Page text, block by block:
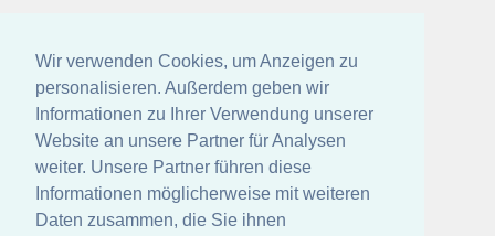
Wir verwenden Cookies, um Anzeigen zu
personalisieren. Außerdem geben wir
Informationen zu Ihrer Verwendung unserer
Website an unsere Partner für Analysen
weiter. Unsere Partner führen diese
Informationen möglicherweise mit weiteren
Daten zusammen, die Sie ihnen